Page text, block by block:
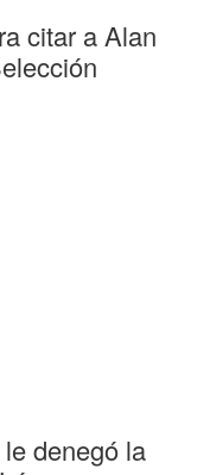
citar a Alan
denegó la